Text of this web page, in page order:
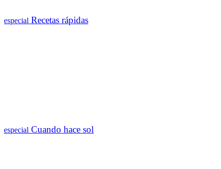
especial Recetas rápidas
especial Cuando hace sol